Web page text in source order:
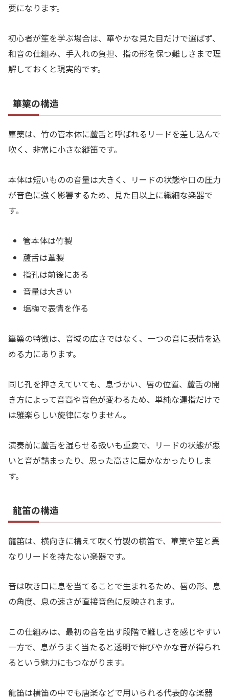
要になります。
初心者が笙を学ぶ場合は、華やかな見た目だけで選ばず、
和音の仕組み、手入れの負担、指の形を保つ難しさまで理
解しておくと現実的です。
篳篥の構造
篳篥は、竹の管本体に蘆舌と呼ばれるリードを差し込んで
吹く、非常に小さな縦笛です。
本体は短いものの音量は大きく、リードの状態や口の圧力
が音色に強く影響するため、見た目以上に繊細な楽器で
す。
管本体は竹製
蘆舌は葦製
指孔は前後にある
音量は大きい
塩梅で表情を作る
篳篥の特徴は、音域の広さではなく、一つの音に表情を込
める力にあります。
同じ孔を押さえていても、息づかい、唇の位置、蘆舌の開
き方によって音高や音色が変わるため、単純な運指だけで
は雅楽らしい旋律になりません。
演奏前に蘆舌を湿らせる扱いも重要で、リードの状態が悪
いと音が詰まったり、思った高さに届かなかったりしま
す。
龍笛の構造
龍笛は、横向きに構えて吹く竹製の横笛で、篳篥や笙と異
なりリードを持たない楽器です。
音は吹き口に息を当てることで生まれるため、唇の形、息
の角度、息の速さが直接音色に反映されます。
この仕組みは、最初の音を出す段階で難しさを感じやすい
一方で、息がうまく当たると透明で伸びやかな音が得られ
るという魅力にもつながります。
龍笛は横笛の中でも唐楽などで用いられる代表的な楽器